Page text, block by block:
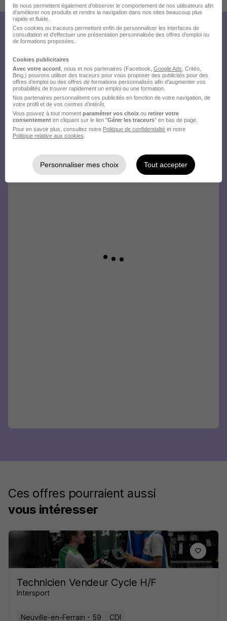
5 de plus
Créez votre compte
sur le site du recruteur !
Ces offres pourraient aussi
vous intéresser
Technicien Vendeur Cycle H/F
Intersport
Neuville-en-Ferrain - 59 CDI
Ils nous permettent également d’observer le comportement de nos utilisateurs afin
d'améliorer nos produits et rendre la navigation dans nos sites beaucoup plus
rapide et fluide.
Ces cookies ou traceurs permettent enfin de personnaliser les interfaces de
consultation et d'effectuer une présentation personnalisée des offres d'emploi ou
de formations proposées.
Cookies publicitaires
Avec votre accord , nous et nos partenaires (Facebook, Google Ads , Critéo,
Bing,) pouvons utiliser des traceurs pour vous proposer des publicités pour des
offres d’emploi ou des offres de formations personnalisés afin d’augmenter vos
probabilités de trouver rapidement un emploi ou une formation.
Nos partenaires personnalisent ces publicités en fonction de votre navigation, de
votre profil et de vos centres d’intérêt.
Vous pouvez à tout moment paramétrer vos choix ou retirer votre
consentement en cliquant sur le lien "Gérer les traceurs" en bas de page.
Pour en savoir plus, consultez notre Politique de confidentialité et notre
Politique relative aux cookies
Personnaliser mes choix Tout accepter